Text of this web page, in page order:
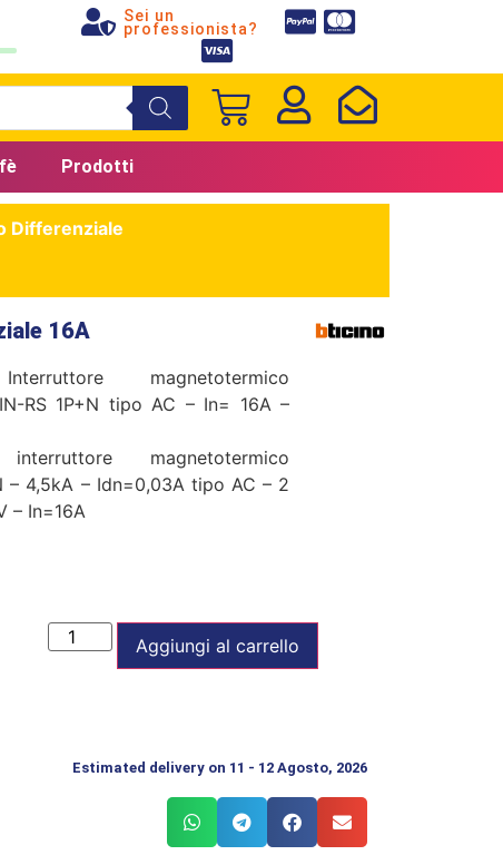
Sei un
professionista?
Prodotti
Differenziale
16A
magnetotermico
RS 1P+N tipo AC – In= 16A –
magnetotermico
– 4,5kA – Idn=0,03A tipo AC – 2
– In=16A
Aggiungi al carrello
Estimated delivery on 11 - 12 Agosto, 2026